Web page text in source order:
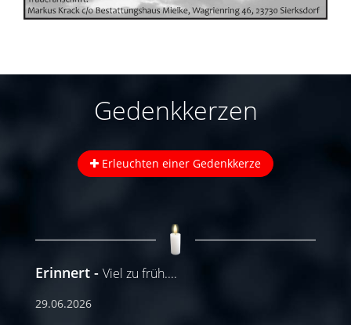
Gedenkkerzen
Erleuchten einer Gedenkkerze
Erinnert Viel zu früh....
29.06.2026